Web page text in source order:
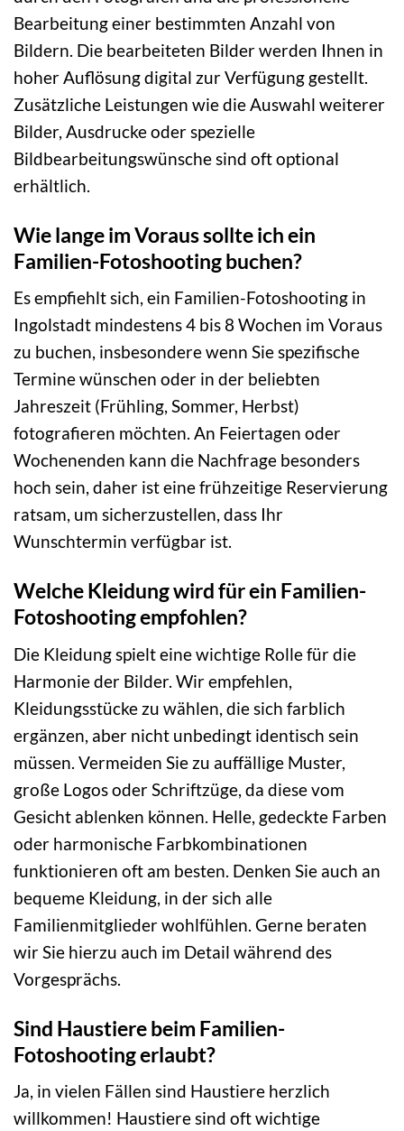
Bearbeitung einer bestimmten Anzahl von
Bildern. Die bearbeiteten Bilder werden Ihnen in
hoher Auflösung digital zur Verfügung gestellt.
Zusätzliche Leistungen wie die Auswahl weiterer
Bilder, Ausdrucke oder spezielle
Bildbearbeitungswünsche sind oft optional
erhältlich.
Wie lange im Voraus sollte ich ein
Familien-Fotoshooting buchen?
Es empfiehlt sich, ein Familien-Fotoshooting in
Ingolstadt mindestens 4 bis 8 Wochen im Voraus
zu buchen, insbesondere wenn Sie spezifische
Termine wünschen oder in der beliebten
Jahreszeit (Frühling, Sommer, Herbst)
fotografieren möchten. An Feiertagen oder
Wochenenden kann die Nachfrage besonders
hoch sein, daher ist eine frühzeitige Reservierung
ratsam, um sicherzustellen, dass Ihr
Wunschtermin verfügbar ist.
Welche Kleidung wird für ein Familien-
Fotoshooting empfohlen?
Die Kleidung spielt eine wichtige Rolle für die
Harmonie der Bilder. Wir empfehlen,
Kleidungsstücke zu wählen, die sich farblich
ergänzen, aber nicht unbedingt identisch sein
müssen. Vermeiden Sie zu auffällige Muster,
große Logos oder Schriftzüge, da diese vom
Gesicht ablenken können. Helle, gedeckte Farben
oder harmonische Farbkombinationen
funktionieren oft am besten. Denken Sie auch an
bequeme Kleidung, in der sich alle
Familienmitglieder wohlfühlen. Gerne beraten
wir Sie hierzu auch im Detail während des
Vorgesprächs.
Sind Haustiere beim Familien-
Fotoshooting erlaubt?
Ja, in vielen Fällen sind Haustiere herzlich
willkommen! Haustiere sind oft wichtige